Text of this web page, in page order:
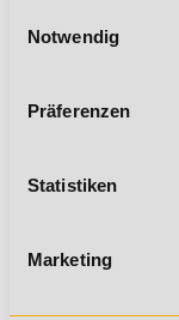
Notwendig
Präferenzen
Statistiken
Marketing
Der Einstieg als
Die